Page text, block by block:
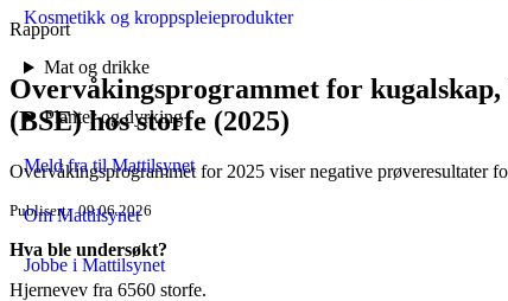
Kosmetikk og kroppspleieprodukter
Mat og drikke
Planter og dyrking
Meld fra til Mattilsynet
Om Mattilsynet
Jobbe i Mattilsynet
Rapport
Overvåkingsprogrammet for
(BSE) hos storfe (2025)
Overvåkingsprogrammet for 2025 viser negative prøveresultater
Publisert 09.06.2026
Hva ble undersøkt?
Hjernevev fra 6560 storfe.